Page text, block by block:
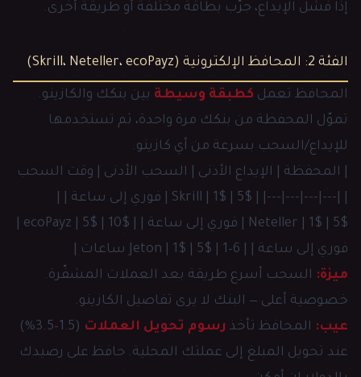
إذا فشل الإيداع، جرّب بطاقة مختلفة أو طريقة أخرى.
الفئة 2: المحافظ الإلكترونية (Skrill، Neteller، ecoPayz)
المحافظ تعمل كطبقة وسيطة بين بنكك والكازينو.
تموّل المحفظة من بنكك مرة واحدة، ثم تستخدمها
للإيداع/السحب بسرعة من أي كازينو.
| المحفظة | الإيداع الأدنى | السحب الأدنى | وقت السحب
| |---|---|---|---| | Skrill | 1$ | 5$ | فوري إلى ساعة | |
فوري إلى ساعة | | Jeton | 1$ | 5$ | 1–6 ساعات |
ميزة: السحب أسرع طريقة بعد العملات المشفّرة.
خصوصية أعلى — البنك لا يرى تفاصيل الكازينو.
عيب: المحافظ تأخذ رسوم تحويل العملات
(1.5–3.5%)
عند تحويل المبلغ إلى عملتك المحلية. حافظ على رصيدك